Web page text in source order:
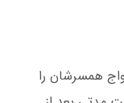
همسرشان را